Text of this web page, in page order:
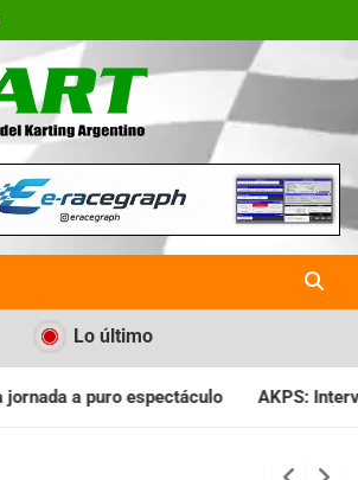
| La Revista
del Karting en
Lo último
AKPS: Intervino la IGJ y oficializó